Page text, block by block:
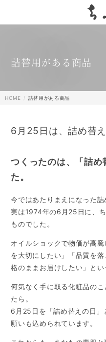
詰替用がある商品
HOME 詰替用がある商品
6月25日は、詰め替え
つくったのは、「詰め
た。
今ではあたりまえになった詰
実は1974年の6月25日に、
ものでした。
オイルショックで物価が高
を大切にしたい」
「品質を
格のままお届けしたい」とい
何気なく手に取る化粧品の
たら。
6月25日を「詰め替えの日」
願いも込められています。